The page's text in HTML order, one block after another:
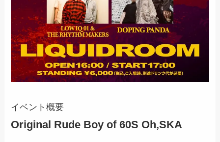
イベント概要
Original Rude Boy of 60S Oh,SKA